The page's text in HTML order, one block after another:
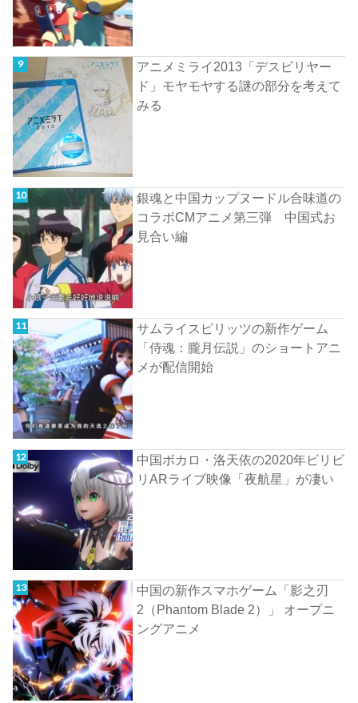
アニメミライ2013「デスビリヤー
ド」モヤモヤする謎の部分を考えて
みる
銀魂と中国カップヌードル合味道の
コラボCMアニメ第三弾 中国式お
見合い編
サムライスピリッツの新作ゲーム
「侍魂：朧月伝説」のショートアニ
メが配信開始
中国ボカロ・洛天依の2020年ビリビ
リARライブ映像「夜航星」が凄い
中国の新作スマホゲーム「影之刃
2（Phantom Blade 2）」 オープニ
ングアニメ